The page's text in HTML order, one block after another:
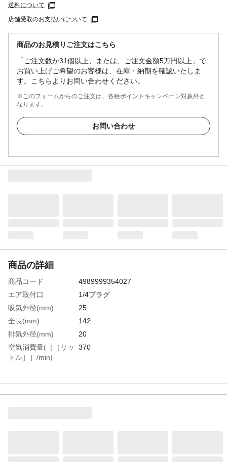
送料について
店舗受取のお支払いについて
商品のお見積りご注文はこちら
「ご注文数が31個以上、または、ご注文金額5万円以上」で
お買い上げご希望のお客様は、在庫・納期を確認いたしま
す。こちらよりお問い合わせください。
※このフォームからのご注文は、各種ポイントキャンペーン対象外と
なります。
お問い合わせ
商品の詳細
商品コード
4989999354027
エア取付口
1/4プラグ
吸気外径(mm)
25
全長(mm)
142
排気外径(mm)
20
空気消費量(［［リッ
トル］］/min)
370
重さ
188.000G
材質1
本体:アルミダイカスト